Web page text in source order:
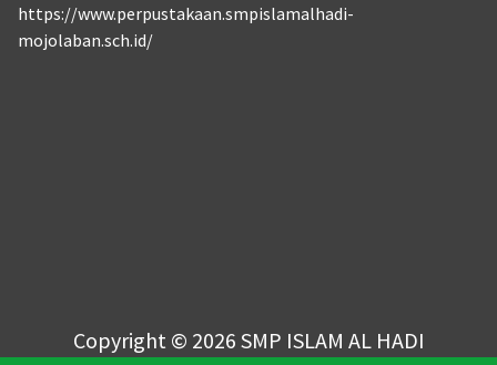
https://www.perpustakaan.smpislamalhadi-
mojolaban.sch.id/
Copyright © 2026 SMP ISLAM AL HADI